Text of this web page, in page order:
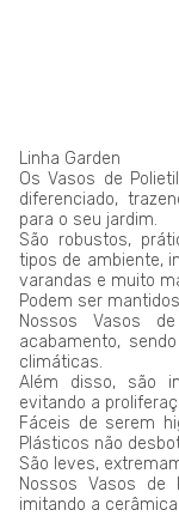
Linha Garden
Os Vasos de
diferenciado,
para o seu jardim.
São robustos,
tipos de ambiente,
varandas e muito
Podem ser
Nossos Vasos
acabamento,
climáticas.
Além disso, são
evitando a
Fáceis de serem
Plásticos não
São leves,
Nossos Vasos de
imitando a